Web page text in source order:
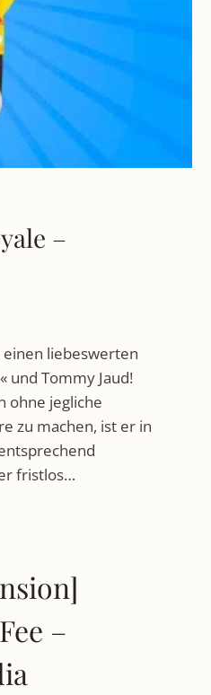
–
einen liebeswerten
und Tommy Jaud!
ohne jegliche
zu machen, ist er in
fristlos…
–